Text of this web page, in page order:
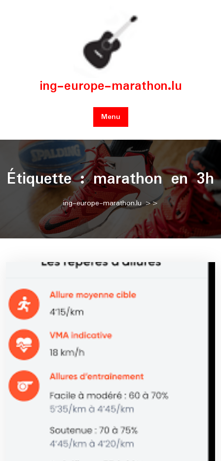
ing-europe-marathon.lu
Menu
Étiquette :marathon en 3h
ing-europe-marathon.lu>>